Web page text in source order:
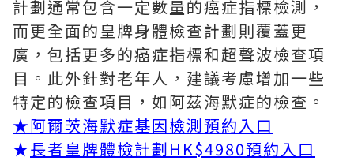
計劃通常包含一定數量的癌症指標檢測，
而更全面的皇牌身體檢查計劃則覆蓋更
廣，包括更多的癌症指標和超聲波檢查項
目。此外針對老年人，建議考慮增加一些
特定的檢查項目，如阿茲海默症的檢查。
★阿爾茨海默症基因檢測預約入口
★長者皇牌體檢計劃HK$4980預約入口